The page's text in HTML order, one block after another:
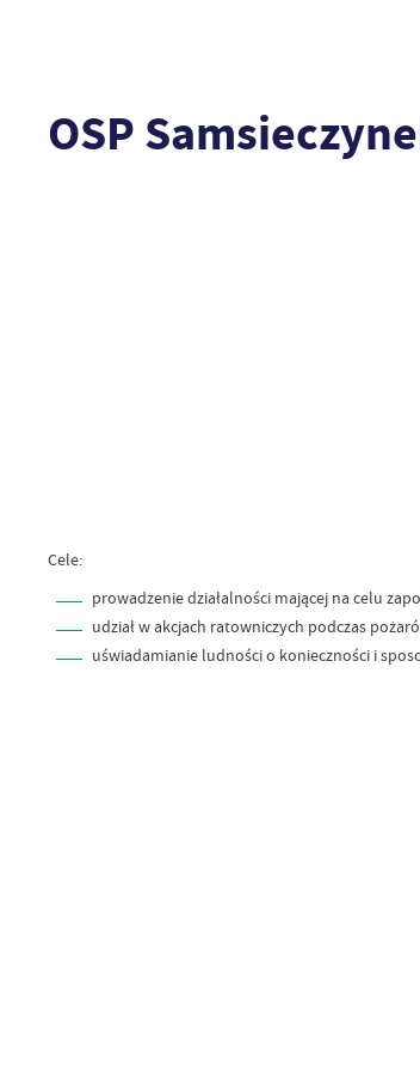
OSP
Cele:
prowadzenie działalności mającej na celu
udział w akcjach ratowniczych podczas
uświadamianie ludności o konieczności i